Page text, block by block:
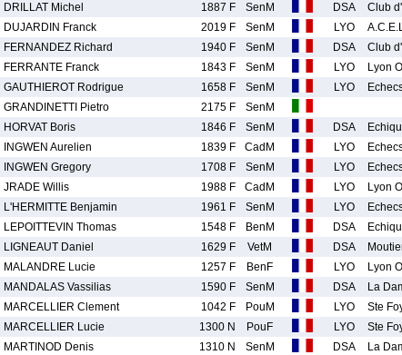
DRILLAT Michel 1887 F SenM DSA
Club
DUJARDIN Franck 2019 F SenM LYO
FERNANDEZ Richard 1940 F SenM DSA
Club
FERRANTE Franck 1843 F SenM LYO
Lyon
GAUTHIEROT Rodrigue 1658 F SenM LYO
GRANDINETTI Pietro 2175 F
SenM
HORVAT Boris 1846 F SenM DSA
INGWEN Aurelien 1839 F CadM LYO
INGWEN Gregory 1708 F SenM LYO
JRADE Willis 1988 F CadM LYO
Lyon
L'HERMITTE Benjamin 1961 F SenM LYO
LEPOITTEVIN Thomas 1548 F BenM DSA
LIGNEAUT Daniel 1629 F VetM DSA
MALANDRE Lucie 1257 F BenF LYO
Lyon
MANDALAS Vassilias 1590 F SenM DSA
La
MARCELLIER Clement 1042 F PouM LYO
Ste
MARCELLIER Lucie 1300 N PouF LYO
Ste
MARTINOD Denis 1310 N SenM DSA
La